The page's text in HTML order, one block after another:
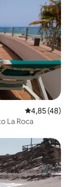
4,85 de uma
4,85 (48)
La Roca